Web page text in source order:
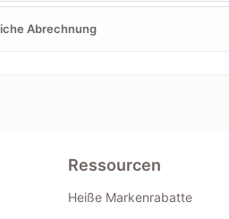
Abrechnung
Ressourcen
Heiße Markenrabatte